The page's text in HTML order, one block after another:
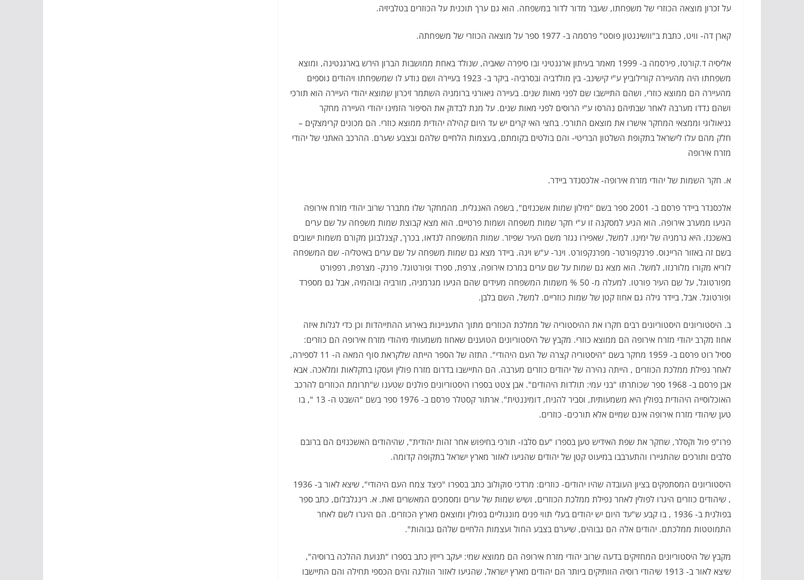
על זכרון מוצאה הכוזרי של משפחתו, שעבר מדור לדור במשפחה. הוא גם ערך תוכנית על הכוזרים בטלביזיה.
קארן דה- וויט, כתבת ב"וושינגטון פוסט" פרסמה ב- 1977 ספר על מוצאה הכוזרי של משפחתה.
אליסיה ד.קורטז, פירסמה ב- 1999 מאמר בעיתון ארגנטיני ובו סיפרה שאביה, שנולד באחת ממושבות הברון הירש בארגנטינה, ומוצא
משפחתו היה מהעיירה קורילוביץ ע"י קישינב- בין מולדביה ובסרביה- ביקר ב- 1923 בעיירה ושם נודע לו שמשפחתו ויהודים נוספים
מהעיירה הם ממוצא כוזרי, ושהם התיישבו שם לפני מאות שנים. בעיירה גיאורגי ברומניה השתמר זיכרון שמוצא יהודי העיירה הוא תורכי
ושהם נדדו מערבה לאחר שבתיהם נהרסו ע"י הרוסים לפני מאות שנים. על מנת לבדוק את הסיפור הזמינו יהודי העיירה מחקר
גניאולוגי וממצאי המחקר אישרו את מוצאם התורכי. בחצי האי קרים יש עד היום קהילה יהודית ממוצא כוזרי. הם מכונים קרימצקים –
חלק מהם עלו לישראל בתקופת השלטון הבריטי- והם בולטים בקומתם, בעצמות הלחיים שלהם ובצבע שערם. ההרכב האתני של יהודי
מזרח אירופה
א. חקר השמות של יהודי מזרח אירופה- אלכסנדר ביידר.
אלכסנדר ביידר פרסם ב- 2001 ספר בשם "מילון שמות אשכנזים", בשפה האנגלית. מהמחקר שלו מתברר שרוב יהודי מזרח אירופה
הגיעו ממערב אירופה. הוא הגיע למסקנה זו ע"י חקר שמות משפחה ושמות פרטיים. הוא מצא קבוצת שמות משפחה על שם ערים
באשכנז, היא גרמניה של ימינו. למשל, שאפירו נגזר משם העיר שפיזר. שמות המשפחה לנדאו, בכרך, קצנלבוגן מקורם משמות ישובים
בשם זה באזור הריינוס. פרנקפורטר- מפרנקפורט. וינר- ע"ש וינה. ביידר מצא גם שמות משפחה על שם ערים באיטליה- שם המשפחה
לוריא מקורו מלורנזו, למשל. הוא מצא גם שמות על שם ערים במרכז אירופה, צרפת, ספרד ופורטוגל. פרנק- מצרפת, רפפורט
מפורטוגל, על שם העיר פורטו. למעלה מ- 50 % משמות המשפחה מעידים שהם הגיעו מגרמניה, מורביה ובוהמיה, אבל גם מספרד
ופורטוגל. אבל, ביידר גילה גם אחוז קטן של שמות כוזריים. למשל, השם בלבן.
ב. היסטוריונים היסטוריונים רבים חקרו את ההיסטוריה של ממלכת הכוזרים מתוך התעניינות באירוע ההתייהדות וכן כדי לגלות איזה
אחוז מקרב יהודי מזרח אירופה הם ממוצא כוזרי. מקבץ של היסטוריונים הטוענים שאחוז משמעותי מיהודי מזרח אירופה הם כוזרים:
ססיל רוט פרסם ב- 1959 מחקר בשם "היסטוריה קצרה של העם היהודי". התזה של הספר הייתה שלקראת סוף המאה ה- 11 לספירה,
לאחר נפילת ממלכת הכוזרים , הייתה נהירה של יהודים כוזרים מערבה. הם התיישבו בדרום מזרח פולין ועסקו בחקלאות ומלאכה. אבא
אבן פרסם ב- 1968 ספר שכותרתו "בני עמי: תולדות היהודים". אבן צטט בספרו היסטוריונים פולנים שטענו ש"תרומת הכוזרים להרכב
האוכלוסייה היהודית בפולין היא משמעותית, וסביר להניח, דומיננטית". ארתור קסטלר פרסם ב- 1976 ספר בשם "השבט ה- 13 ", בו
טען שיהודי מזרח אירופה אינם שמיים אלא תורכים- כוזרים.
פרו"פ פול וקסלר, שחקר את שפת האידיש טען בספרו "עם סלבו- תורכי בחיפוש אחר זהות יהודית", שהיהודים האשכנזים הם ברובם
סלבים ותורכים שהתגיירו והתערבבו במיעוט קטן של יהודים שהגיעו לאזור מארץ ישראל בתקופה קדומה.
היסטוריונים המסתפקים בציון העובדה שהיו יהודים- כוזרים: מרדכי סוקולוב כתב בספרו "כיצד צמח העם היהודי", שיצא לאור ב- 1936
, שיהודים כוזרים היגרו לפולין לאחר נפילת ממלכת הכוזרים, ושיש שמות של ערים ומסמכים המאשרים זאת. א. רינגלבלום, כתב ספר
בפולנית ב- 1936 , בו קבע ש"עד היום יש יהודים בעלי תווי פנים מונגוליים בפולין ומוצאם מארץ הכוזרים. הם היגרו לשם לאחר
התמוטטות ממלכתם. יהודים אלה הם גבוהים, שיערם בצבע החול ועצמות הלחיים שלהם גבוהות".
מקבץ של היסטוריונים המחזיקים בדעה שרוב יהודי מזרח אירופה הם ממוצא שמי: יעקב רייזין כתב בספרו "תנועת ההלכה ברוסיה",
שיצא לאור ב- 1913 שיהודי רוסיה הוותיקים ביותר הם יהודים מארץ ישראל, שהגיעו לאזור הוולגה והים הכספי תחילה והם התיישבו